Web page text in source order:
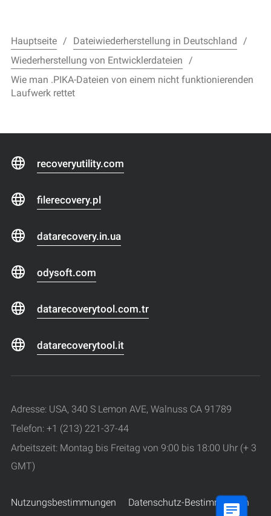
Hauptseite
Dateiwiederherstellung in Deutschland
Wiederherstellung von Entwicklerdateien
Wie man .PIKA-Dateien von einem nicht funktionierenden
Laufwerk rettet
recoveryutility.com
filerecovery.pl
datarecovery.in.ua
odysoft.com
datarecoverytool.com.tr
datarecoverytool.it
Adresse: USA, 340 S Lemon AVE, Walnuss CA 91789
Telefon: +1 (213) 221-37-44
Arbeitszeit: Montag bis Freitag von 9:00 bis 18:00 Uhr (+ 3
GMT)
Nutzungsbestimmungen
Datenschutz-Bestimmungen